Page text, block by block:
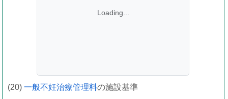
Loading...
(20) 一般不妊治療管理料の施設基準